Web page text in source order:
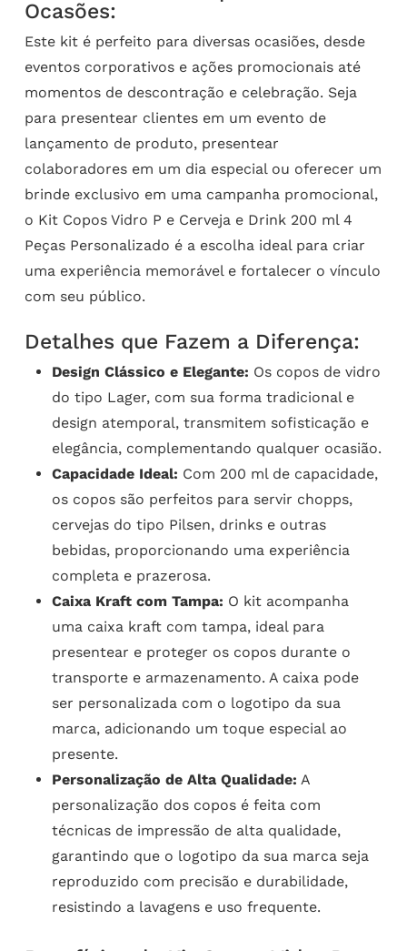
Ocasões:
Este kit é perfeito para diversas ocasiões, desde
eventos corporativos e ações promocionais até
momentos de descontração e celebração. Seja
para presentear clientes em um evento de
lançamento de produto, presentear
colaboradores em um dia especial ou oferecer um
brinde exclusivo em uma campanha promocional,
o Kit Copos Vidro P e Cerveja e Drink 200 ml 4
Peças Personalizado é a escolha ideal para criar
uma experiência memorável e fortalecer o vínculo
com seu público.
Detalhes que Fazem a Diferença:
Design Clássico e Elegante: Os copos de vidro
do tipo Lager, com sua forma tradicional e
design atemporal, transmitem sofisticação e
elegância, complementando qualquer ocasião.
Capacidade Ideal: Com 200 ml de capacidade,
os copos são perfeitos para servir chopps,
cervejas do tipo Pilsen, drinks e outras
bebidas, proporcionando uma experiência
completa e prazerosa.
Caixa Kraft com Tampa: O kit acompanha
uma caixa kraft com tampa, ideal para
presentear e proteger os copos durante o
transporte e armazenamento. A caixa pode
ser personalizada com o logotipo da sua
marca, adicionando um toque especial ao
presente.
Personalização de Alta Qualidade: A
personalização dos copos é feita com
técnicas de impressão de alta qualidade,
garantindo que o logotipo da sua marca seja
reproduzido com precisão e durabilidade,
resistindo a lavagens e uso frequente.